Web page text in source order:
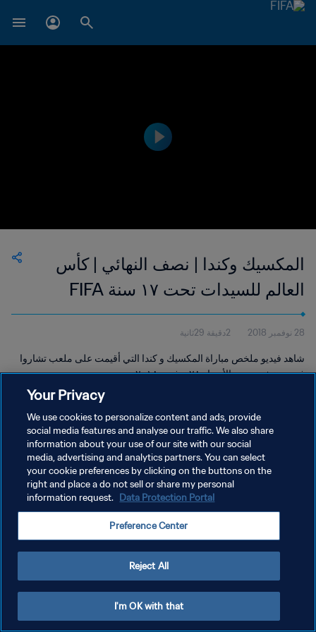
المكسيك وكندا | نصف النهائي | كأس
العالم للسيدات تحت ١٧ سنة FIFA
الأوروغواي ٢٠١٨™ | فيديو ملخص
28 نوفمبر 2018 2دقيقة 29ثانية
شاهد فيديو ملخص مباراة المكسيك و كندا التي أقيمت على ملعب تشاروا
في مونتيفيديو يوم الأربعاء ٢٨ نوفمبر ٢٠١٨.
سياسة الخصوصية
إدارة تفضيلات ملفات تعريف الارتباط
Your Privacy
We use cookies to personalize content and ads, provide
social media features and analyse our traffic. We also share
information about your use of our site with our social
media, advertising and analytics partners. You can select
your cookie preferences by clicking on the buttons on the
right and place a do not sell or share my personal
information request. Data Protection Portal
Preference Center
Reject All
I'm OK with that